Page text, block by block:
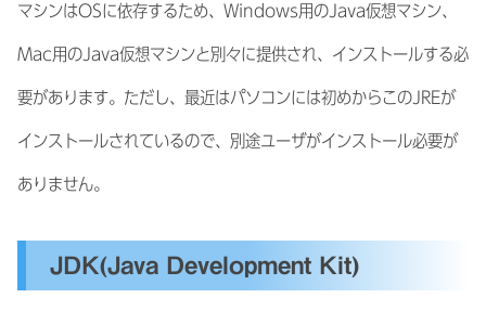
マシンはOSに依存するため、Windows用のJava仮想マシン、
Mac用のJava仮想マシンと別々に提供され、インストールする必
要があります。ただし、最近はパソコンには初めからこのJREが
インストールされているので、別途ユーザがインストール必要が
ありません。
JDK(Java Development Kit)